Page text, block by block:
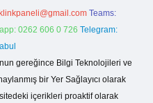
Teams:
0262 606 0 726 Telegram:
gereğince Bilgi Teknolojileri ve
bir Yer Sağlayıcı olarak
içerikleri proaktif olarak